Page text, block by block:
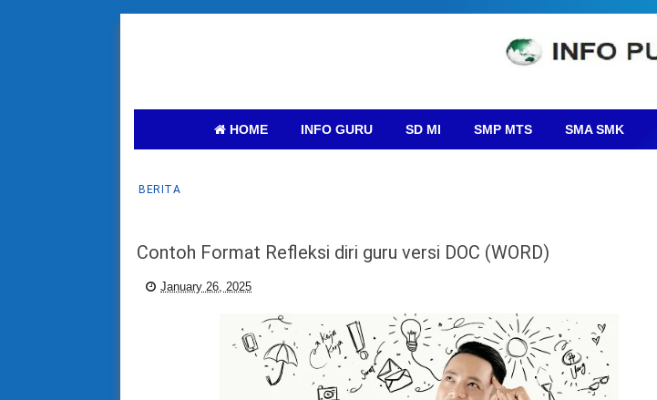
HOME INFO GURU SD MI SMP MTS SMA SMK
BERITA
Contoh Format Refleksi diri guru versi DOC (WORD)
January 26, 2025